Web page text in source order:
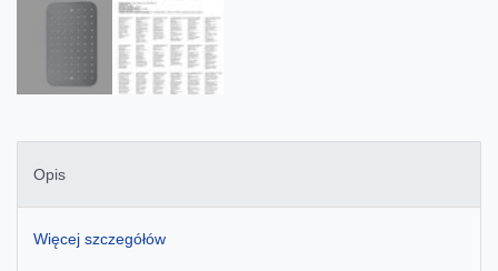
Opis
Więcej szczegółów